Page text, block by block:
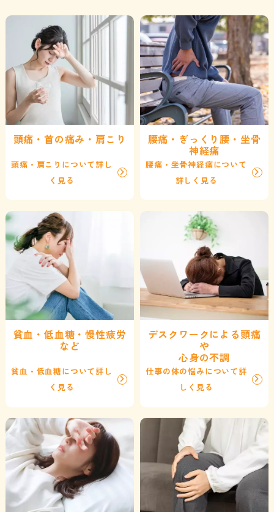
頭痛・首の痛み・肩こり
頭痛・肩こりについて詳し
く見る
腰痛・ぎっくり腰・坐骨
神経痛
腰痛・坐骨神経痛について
詳しく見る
貧血・低血糖・慢性疲労
など
貧血・低血糖について詳し
く見る
デスクワークによる頭痛
や
心身の不調
仕事の体の悩みについて詳
しく見る